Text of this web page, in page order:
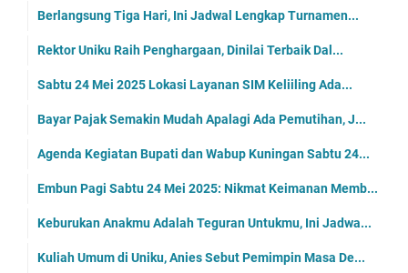
Berlangsung Tiga Hari, Ini Jadwal Lengkap Turnamen...
Rektor Uniku Raih Penghargaan, Dinilai Terbaik Dal...
Sabtu 24 Mei 2025 Lokasi Layanan SIM Keliiling Ada...
Bayar Pajak Semakin Mudah Apalagi Ada Pemutihan, J...
Agenda Kegiatan Bupati dan Wabup Kuningan Sabtu 24...
Embun Pagi Sabtu 24 Mei 2025: Nikmat Keimanan Memb...
Keburukan Anakmu Adalah Teguran Untukmu, Ini Jadwa...
Kuliah Umum di Uniku, Anies Sebut Pemimpin Masa De...